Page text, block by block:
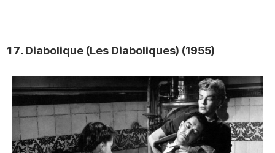
Diabolique (Les Diaboliques) (1955)